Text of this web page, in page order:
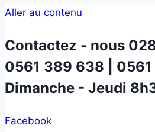
Aller au contenu
Contactez - nous
0561 389 638 |
Dimanche - Jeudi
Facebook